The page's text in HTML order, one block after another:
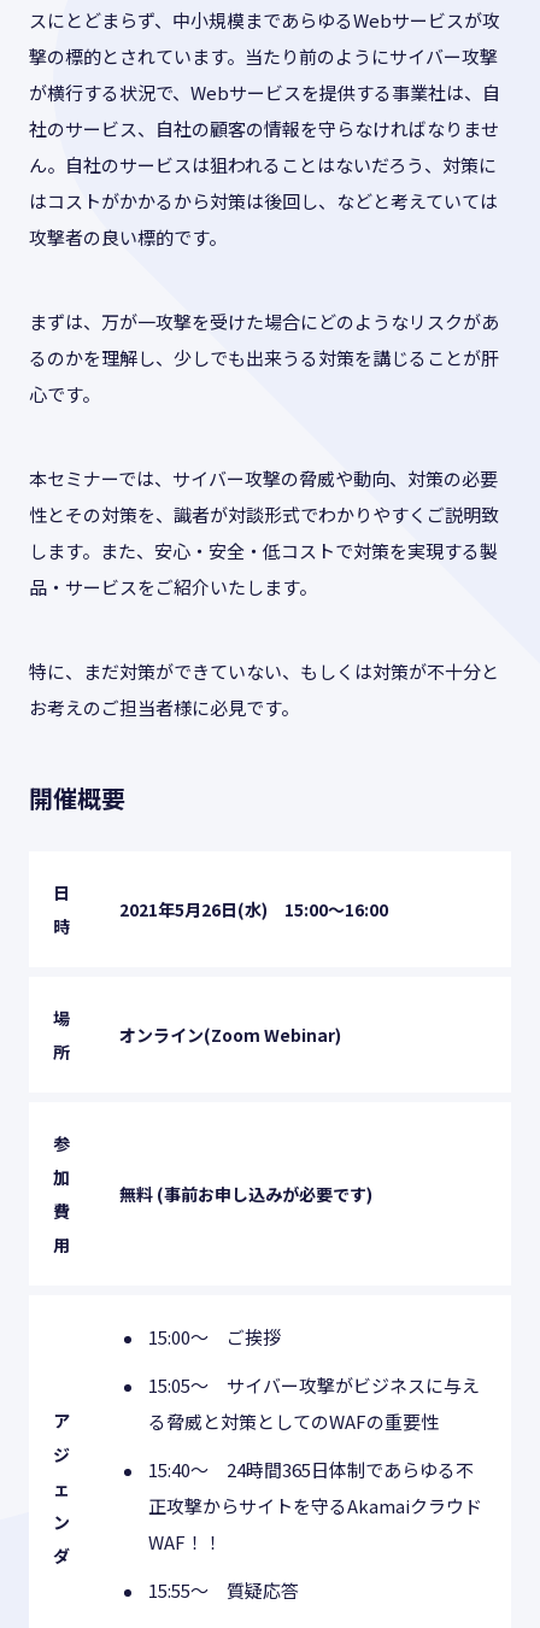
スにとどまらず、中小規模まであらゆるWebサービスが攻
撃の標的とされています。当たり前のようにサイバー攻撃
が横行する状況で、Webサービスを提供する事業社は、自
社のサービス、自社の顧客の情報を守らなければなりませ
ん。自社のサービスは狙われることはないだろう、対策に
はコストがかかるから対策は後回し、などと考えていては
攻撃者の良い標的です。
まずは、万が一攻撃を受けた場合にどのようなリスクがあ
るのかを理解し、少しでも出来うる対策を講じることが肝
心です。
本セミナーでは、サイバー攻撃の脅威や動向、対策の必要
性とその対策を、識者が対談形式でわかりやすくご説明致
します。また、安心・安全・低コストで対策を実現する製
品・サービスをご紹介いたします。
特に、まだ対策ができていない、もしくは対策が不十分と
お考えのご担当者様に必見です。
開催概要
日
時
2021年5月26日(水) 15:00〜16:00
場
所
オンライン(Zoom Webinar)
参
加
費
用
無料 (事前お申し込みが必要です)
ア
ジ
ェ
ン
ダ
15:00〜 ご挨拶
15:05〜 サイバー攻撃がビジネスに与え
る脅威と対策としてのWAFの重要性
15:40〜 24時間365日体制であらゆる不
正攻撃からサイトを守るAkamaiクラウド
WAF！！
15:55〜 質疑応答